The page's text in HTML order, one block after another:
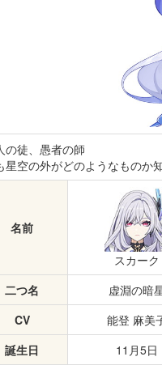
の徒、愚者の師
星空の外がどのようなものか
名前
スカーク
二つ名
虚淵の暗
CV
能登 麻美
誕生日
11月5日